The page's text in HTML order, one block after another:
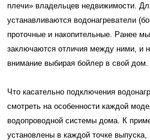
плечи» владельцев недвижимости.
устанавливаются водонагреватели
проточные и накопительные. Ранее
заключаются отличия между ними, и
внимание выбирая бойлер в свой дом.
Что касательно подключения
смотреть на особенности каждой
водопроводной системы дома. К
установлены в каждой точке